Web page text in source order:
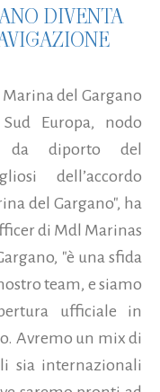
DIVENTA
del Gargano
Europa, nodo
da diporto del
dell’accordo
del Gargano", ha
di Mdl Marinas
"è una sfida
team, e siamo
ufficiale in
Avremo un mix di
sia internazionali